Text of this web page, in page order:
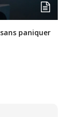
paniquer